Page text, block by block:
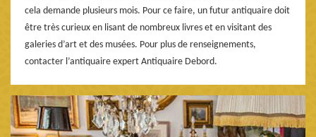
cela demande plusieurs mois. Pour ce faire, un futur antiquaire doit
être très curieux en lisant de nombreux livres et en visitant des
galeries d’art et des musées. Pour plus de renseignements,
contacter l’antiquaire expert Antiquaire Debord.